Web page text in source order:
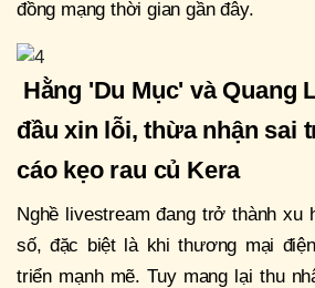
đồng mạng thời gian gần đây.
Hằng 'Du Mục' và Quang
đầu xin lỗi, thừa nhận sai
cáo kẹo rau củ Kera
Nghề livestream đang trở thành xu
số, đặc biệt là khi thương mại
triển mạnh mẽ. Tuy mang lại thu